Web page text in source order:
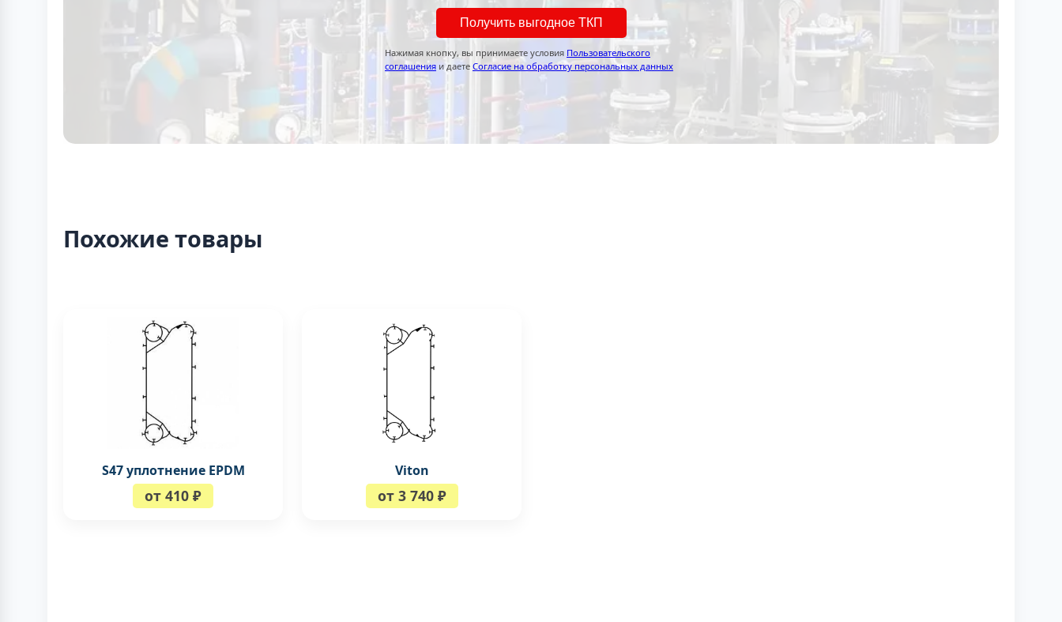
Получить выгодное ТКП
Нажимая кнопку, вы принимаете условия Пользовательского
соглашения и даете Согласие на обработку персональных данных
Похожие товары
S47 уплотнение EPDM
от 410 ₽
Viton
от 3 740 ₽